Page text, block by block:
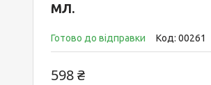
МЛ.
Готово до відправки Код: 00261
598 ₴